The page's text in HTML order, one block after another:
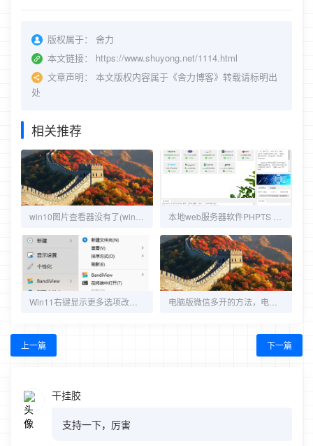
版权属于：
舍力
本文链接：
https://www.shuyong.net/1114.html
文章声明：
本文版权内容属于《舍力博客》转载请标明出
处
相关推荐
上一篇 下一篇
干挂胶
支持一下，厉害